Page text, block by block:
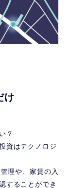
け
？
資はテクノロジ
理や、家賃の入
することができ